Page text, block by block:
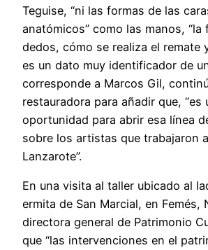
Teguise, “ni las formas de las
anatómicos” como las manos, “la
dedos, cómo se realiza el remate
es un dato muy identificador de
corresponde a Marcos Gil,
restauradora para añadir que, “es
oportunidad para abrir esa línea
sobre los artistas que trabajaron
Lanzarote”.
En una visita al taller ubicado al
ermita de San Marcial, en Femés,
directora general de Patrimonio
que “las intervenciones en el